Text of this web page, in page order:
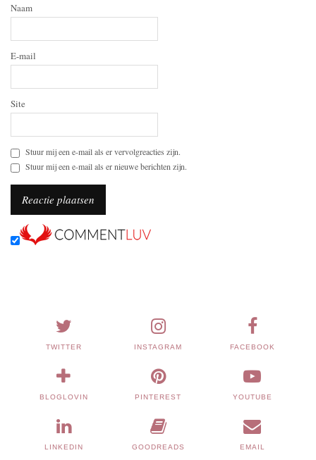
Naam
E-mail
Site
Stuur mij een e-mail als er vervolgreacties zijn.
Stuur mij een e-mail als er nieuwe berichten zijn.
TWITTER INSTAGRAM FACEBOOK
BLOGLOVIN PINTEREST YOUTUBE
LINKEDIN GOODREADS EMAIL